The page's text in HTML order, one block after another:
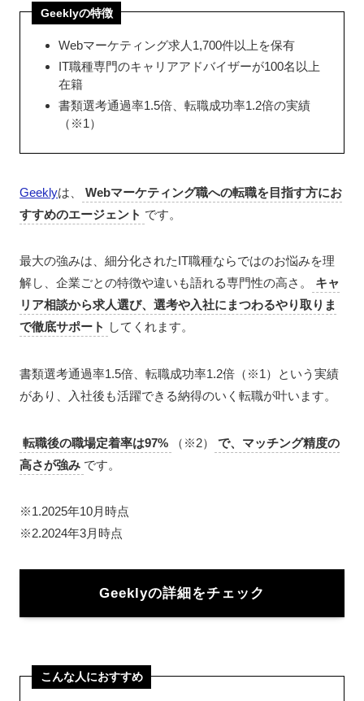
Geeklyの特徴
Webマーケティング求人1,700件以上を保有
IT職種専門のキャリアアドバイザーが100名以上
在籍
書類選考通過率1.5倍、転職成功率1.2倍の実績
（※1）
Geeklyは、
Webマーケティング職への転職を目指す方にお
すすめのエージェント です。
最大の強みは、細分化されたIT職種ならではのお悩みを理
解し、企業ごとの特徴や違いも語れる専門性の高さ。
キャ
リア相談から求人選び、選考や入社にまつわるやり取りま
で徹底サポート してくれます。
書類選考通過率1.5倍、転職成功率1.2倍（※1）という実績
があり、入社後も活躍できる納得のいく転職が叶います。
転職後の職場定着率は97% （※2）
で、マッチング精度の
高さが強み です。
※1.2025年10月時点
※2.2024年3月時点
Geeklyの詳細をチェック
こんな人におすすめ